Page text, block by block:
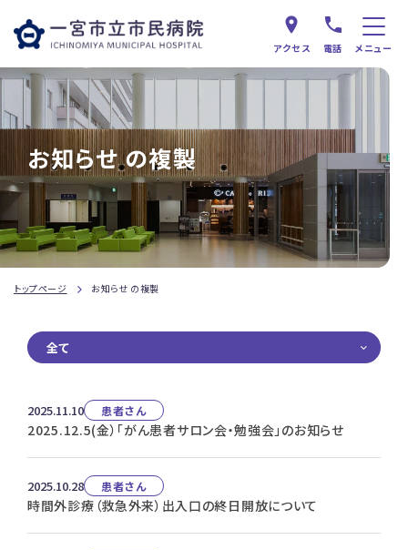
アクセス 電話 メニュー
お知らせ の複製
トップページ お知らせ の複製
2025.11.10 患者さん
2025.12.5(金）「がん患者サロン会・勉強会」のお知らせ
2025.10.28 患者さん
時間外診療（救急外来）出入口の終日開放について